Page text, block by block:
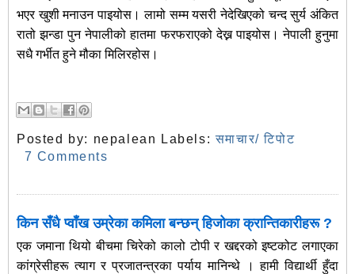
भएर खुशी मनाउन पाइयोस। लामो सम्म यसरी नेदेखिएको चन्द सुर्य अंकित
रातो झन्डा पुन नेपालीको हातमा फरफराएको देख्न पाइयोस। नेपाली हुनुमा
सधै गर्भीत हुने मौका मिलिरहोस।
Posted by: nepalean Labels:समाचार/ टिपोट
7 Comments
किन सँधै प्वाँख उम्रेका कमिला बन्छन् हिजोका क्रान्तिकारीहरू ?
एक जमाना थियो बीचमा चिरेको कालो टोपी र खद्दरको इष्टकोट लगाएका
कांग्रेसीहरू त्याग र प्रजातन्त्रका पर्याय मानिन्थे । हामी विद्यार्थी हुँदा